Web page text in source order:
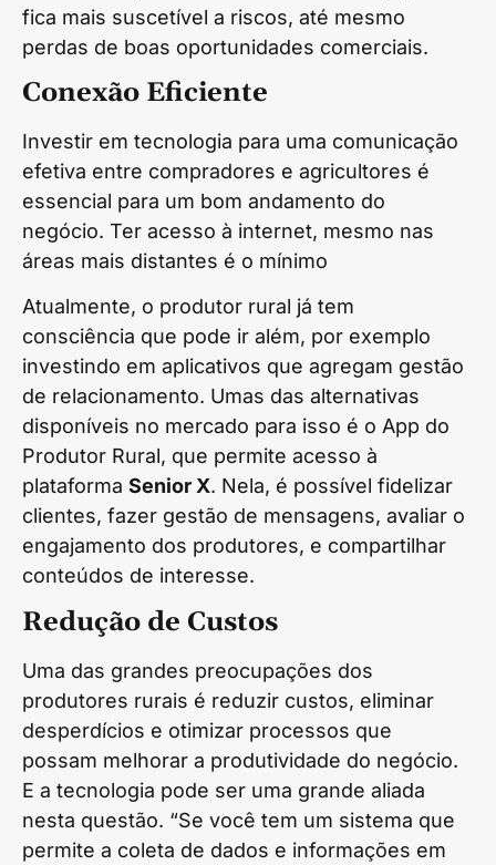
fica mais suscetível a riscos, até mesmo
perdas de boas oportunidades comerciais.
Conexão Eficiente
Investir em tecnologia para uma comunicação
efetiva entre compradores e agricultores é
essencial para um bom andamento do
negócio. Ter acesso à internet, mesmo nas
áreas mais distantes é o mínimo
Atualmente, o produtor rural já tem
consciência que pode ir além, por exemplo
investindo em aplicativos que agregam gestão
de relacionamento. Umas das alternativas
disponíveis no mercado para isso é o App do
Produtor Rural, que permite acesso à
plataforma Senior X. Nela, é possível fidelizar
clientes, fazer gestão de mensagens, avaliar o
engajamento dos produtores, e compartilhar
conteúdos de interesse.
Redução de Custos
Uma das grandes preocupações dos
produtores rurais é reduzir custos, eliminar
desperdícios e otimizar processos que
possam melhorar a produtividade do negócio.
E a tecnologia pode ser uma grande aliada
nesta questão. “Se você tem um sistema que
permite a coleta de dados e informações em